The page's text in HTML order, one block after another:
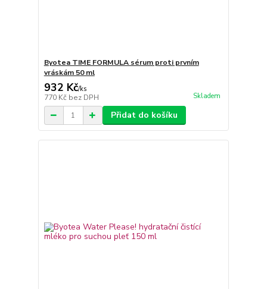
Byotea TIME FORMULA sérum proti prvním
vráskám 50 ml
932 Kč/ks
770 Kč bez DPH Skladem
Přidat do košíku